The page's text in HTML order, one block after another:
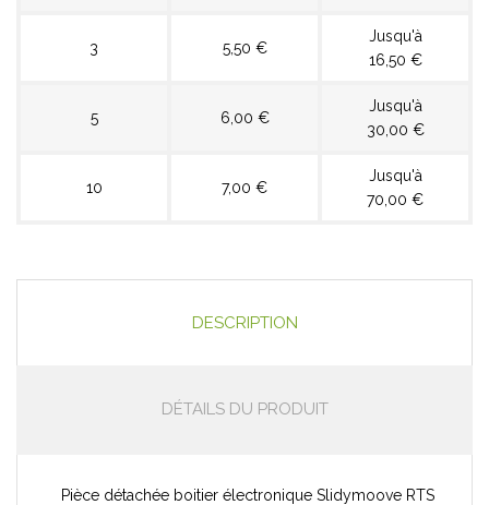
3 5,50 €
Jusqu'à
16,50 €
5 6,00 €
Jusqu'à
30,00 €
10 7,00 €
Jusqu'à
70,00 €
DESCRIPTION
DÉTAILS DU PRODUIT
Pièce détachée boitier électronique Slidymoove RTS